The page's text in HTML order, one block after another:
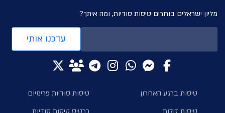
טיסות ברגע האחרון
טיסות סודיות פרימיום
מליון ישראלים בוחרים טיסות סודיות, ומה איתך?
עדכנו אותי